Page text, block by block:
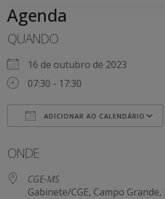
Agenda
QUANDO
16 de outubro de 2023
07:30 - 17:30
ADICIONAR AO CALENDÁRIO
ONDE
CGE-MS
Gabinete/CGE, Campo